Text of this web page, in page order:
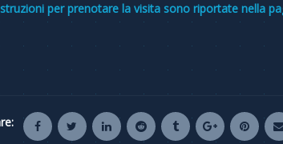
per prenotare la visita sono riportate nella